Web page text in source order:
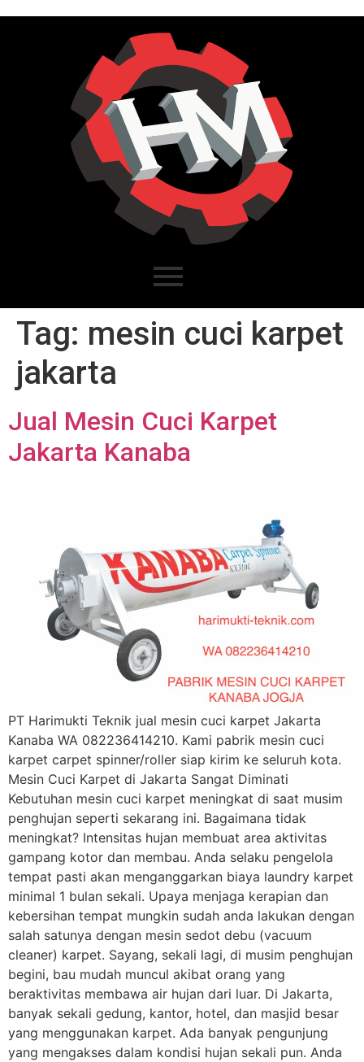
Tag: mesin cuci karpet
jakarta
Jual Mesin Cuci Karpet
Jakarta Kanaba
PT Harimukti Teknik jual mesin cuci karpet Jakarta
Kanaba WA 082236414210. Kami pabrik mesin cuci
karpet carpet spinner/roller siap kirim ke seluruh kota.
Mesin Cuci Karpet di Jakarta Sangat Diminati
Kebutuhan mesin cuci karpet meningkat di saat musim
penghujan seperti sekarang ini. Bagaimana tidak
meningkat? Intensitas hujan membuat area aktivitas
gampang kotor dan membau. Anda selaku pengelola
tempat pasti akan menganggarkan biaya laundry karpet
minimal 1 bulan sekali. Upaya menjaga kerapian dan
kebersihan tempat mungkin sudah anda lakukan dengan
salah satunya dengan mesin sedot debu (vacuum
cleaner) karpet. Sayang, sekali lagi, di musim penghujan
begini, bau mudah muncul akibat orang yang
beraktivitas membawa air hujan dari luar. Di Jakarta,
banyak sekali gedung, kantor, hotel, dan masjid besar
yang menggunakan karpet. Ada banyak pengunjung
yang mengakses dalam kondisi hujan sekali pun. Anda